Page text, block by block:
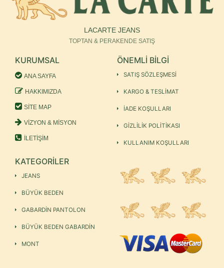
LACARTE JEANS
TOPTAN & PERAKENDE SATIŞ
KURUMSAL
ANA SAYFA
HAKKIMIZDA
SİTE MAP
VİZYON & MİSYON
İLETİŞİM
ÖNEMLİ BİLGİ
SATIŞ SÖZLEŞMESİ
KARGO & TESLİMAT
İADE KOŞULLARI
GİZLİLİK POLİTİKASI
KULLANIM KOŞULLARI
KATEGORİLER
JEANS
BÜYÜK BEDEN
GABARDİN PANTOLON
BÜYÜK BEDEN GABARDİN
MONT